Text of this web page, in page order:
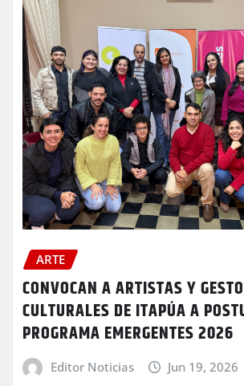
ARTE
CONVOCAN A ARTISTAS Y
CULTURALES DE ITAPÚA A
PROGRAMA EMERGENTES 2026
Editor Noticias Jun 19, 2026